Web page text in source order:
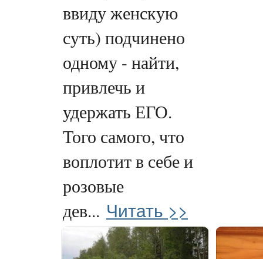
ввиду женскую
суть) подчинено
одному - найти,
привлечь и
удержать ЕГО.
Того самого, что
воплотит в себе и
розовые
дев... Читать >>